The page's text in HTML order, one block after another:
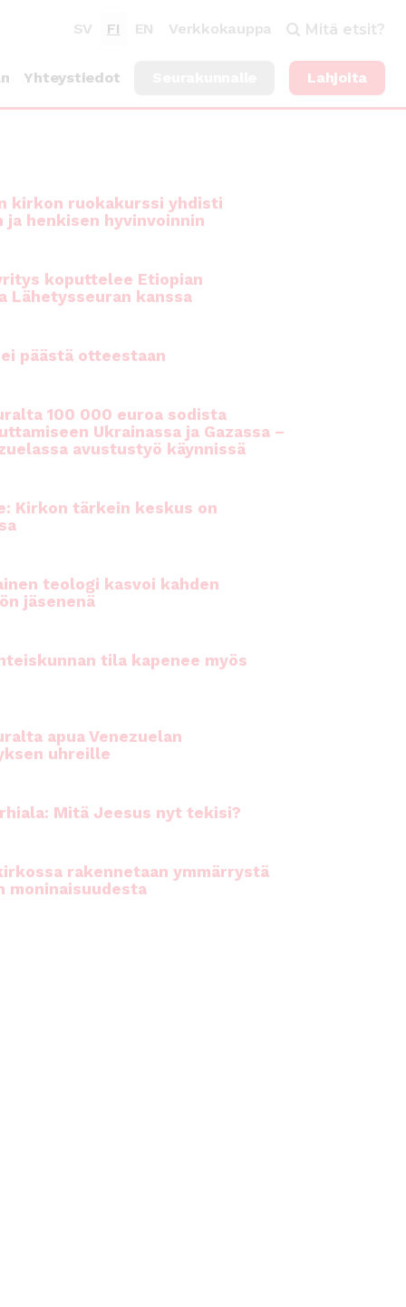
SV FI EN Verkkokauppa Mitä etsit?
Yhteystiedot Lahjoita
kirkon ruokakurssi yhdisti
ja henkisen hyvinvoinnin
koputtelee Etiopian
Lähetysseuran kanssa
päästä otteestaan
100 000 euroa sodista
Ukrainassa ja Gazassa –
avustustyö käynnissä
Kirkon tärkein keskus on
teologi kasvoi kahden
jäsenenä
tila kapenee myös
apua Venezuelan
uhreille
Mitä Jeesus nyt tekisi?
rakennetaan ymmärrystä
moninaisuudesta